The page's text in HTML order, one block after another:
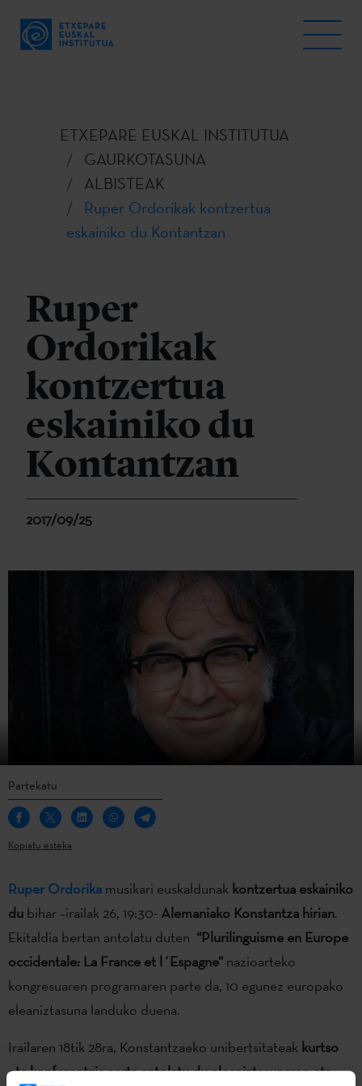
ETXEPARE EUSKAL INSTITUTUA
GAURKOTASUNA
ALBISTEAK
Ruper Ordorikak kontzertua
eskainiko du Kontantzan
Ruper
Ordorikak
kontzertua
eskainiko du
Kontantzan
2017/09/25
Partekatu
Kopiatu esteka
Ruper Ordorika musikari euskaldunak kontzertua eskainiko
du bihar –irailak 26, 19:30- Alemaniako Konstantza hirian.
Ekitaldia bertan antolatu duten “Plurilinguisme en Europe
occidentale: La France et l´Espagne” nazioarteko
kongresuaren programaren parte da, 10 egunez europako
eleaniztasuna landuko duena.
Irailaren 18tik 28ra, Konstantzaeko unibertsitateak kurtso
eta konferentzia sorta antolatu du eleaniztasunaren eta